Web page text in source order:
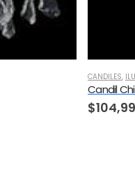
CANDILES,
Candil
$